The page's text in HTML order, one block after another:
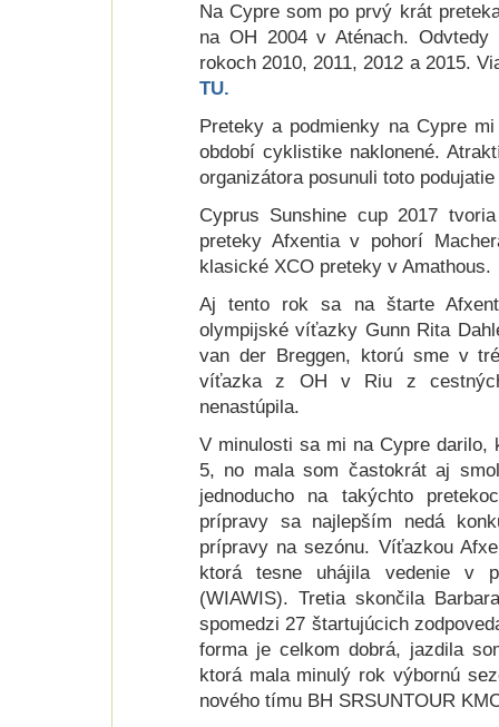
Na Cypre som po prvý krát
na OH 2004 v Aténach.
rokoch 2010, 2011, 2012 a 2015.
TU.
Preteky a podmienky na Cypre
období cyklistike naklonené.
organizátora posunuli toto
Cyprus Sunshine cup 2017
preteky Afxentia v pohorí
klasické XCO preteky v Amathous.
Aj tento rok sa na štarte
olympijské víťazky Gunn Rita
van der Breggen, ktorú sme v
víťazka z OH v Riu z
nenastúpila.
V minulosti sa mi na Cypre
5, no mala som častokrát aj
jednoducho na takýchto
prípravy sa najlepším nedá
prípravy na sezónu. Víťazkou
ktorá tesne uhájila vedenie v
(WIAWIS). Tretia skončila
spomedzi 27 štartujúcich
forma je celkom dobrá, jazdila
ktorá mala minulý rok výbornú
nového tímu BH SRSUNTOUR